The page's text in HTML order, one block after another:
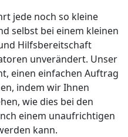
jede noch so kleine
selbst bei einem kleinen
Hilfsbereitschaft
unverändert. Unser
einen einfachen Auftrag
indem wir Ihnen
wie dies bei den
einem unaufrichtigen
kann.